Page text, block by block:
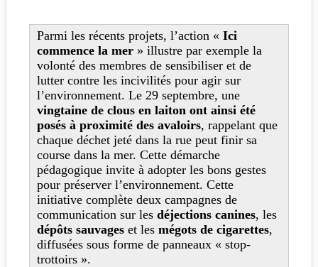
Parmi les récents projets, l’action « Ici
commence la mer » illustre par exemple la
volonté des membres de sensibiliser et de
lutter contre les incivilités pour agir sur
l’environnement. Le 29 septembre, une
vingtaine de clous en laiton ont ainsi été
posés à proximité des avaloirs, rappelant que
chaque déchet jeté dans la rue peut finir sa
course dans la mer. Cette démarche
pédagogique invite à adopter les bons gestes
pour préserver l’environnement. Cette
initiative complète deux campagnes de
communication sur les déjections canines, les
dépôts sauvages et les mégots de cigarettes,
diffusées sous forme de panneaux « stop-
trottoirs ».